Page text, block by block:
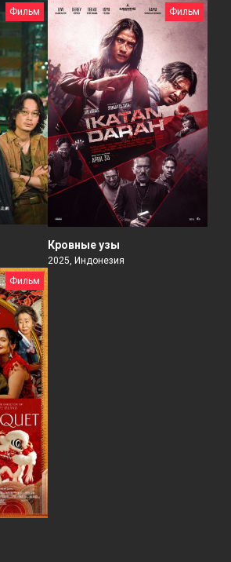
Фильм Фильм
Кровные узы
2025, Индонезия
Фильм